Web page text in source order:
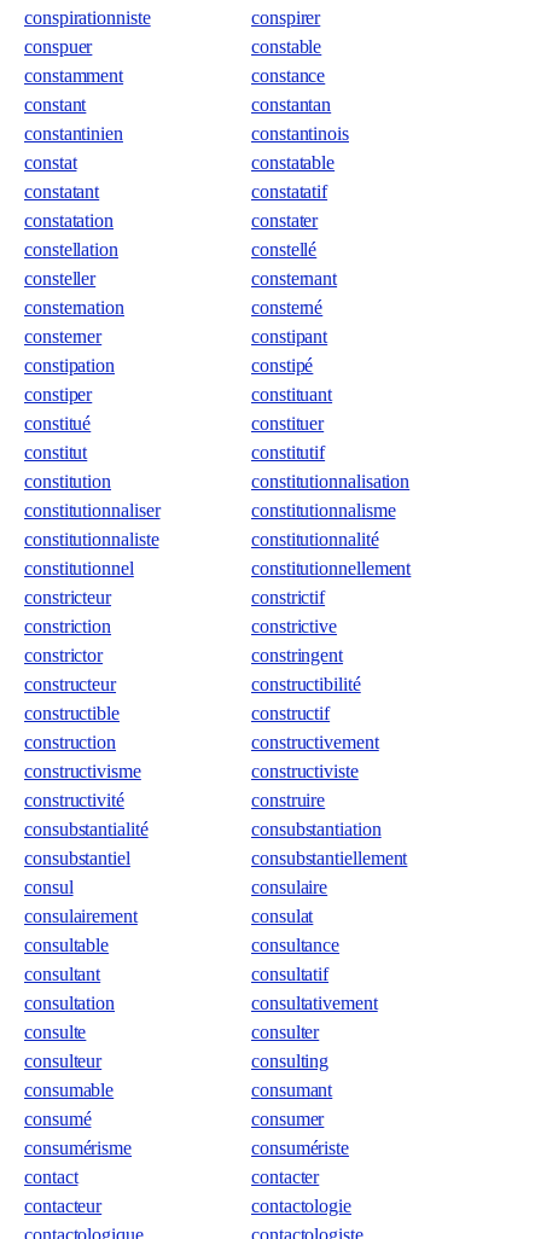
conspirationniste
conspirer
conspuer
constable
constamment
constance
constant
constantan
constantinien
constantinois
constat
constatable
constatant
constatatif
constatation
constater
constellation
constellé
consteller
consternant
consternation
consterné
consterner
constipant
constipation
constipé
constiper
constituant
constitué
constituer
constitut
constitutif
constitution
constitutionnalisation
constitutionnaliser
constitutionnalisme
constitutionnaliste
constitutionnalité
constitutionnel
constitutionnellement
constricteur
constrictif
constriction
constrictive
constrictor
constringent
constructeur
constructibilité
constructible
constructif
construction
constructivement
constructivisme
constructiviste
constructivité
construire
consubstantialité
consubstantiation
consubstantiel
consubstantiellement
consul
consulaire
consulairement
consulat
consultable
consultance
consultant
consultatif
consultation
consultativement
consulte
consulter
consulteur
consulting
consumable
consumant
consumé
consumer
consumérisme
consumériste
contact
contacter
contacteur
contactologie
contactologique
contactologiste